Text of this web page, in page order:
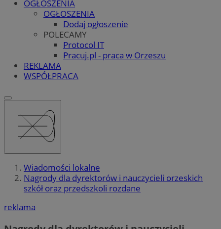
OGŁOSZENIA
OGŁOSZENIA
Dodaj ogłoszenie
POLECAMY
Protocol IT
Pracuj.pl - praca w Orzeszu
REKLAMA
WSPÓŁPRACA
Wiadomości lokalne
Nagrody dla dyrektorów i nauczycieli orzeskich
szkół oraz przedszkoli rozdane
reklama